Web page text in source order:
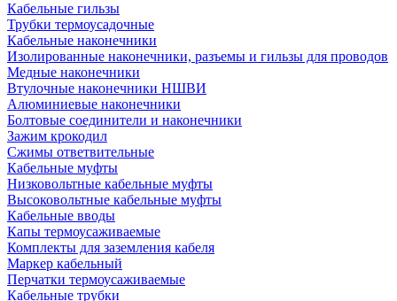
Кабельные гильзы
Трубки термоусадочные
Кабельные наконечники
Изолированные наконечники, разъемы и гильзы для проводов
Медные наконечники
Втулочные наконечники НШВИ
Алюминиевые наконечники
Болтовые соединители и наконечники
Зажим крокодил
Сжимы ответвительные
Кабельные муфты
Низковольтные кабельные муфты
Высоковольтные кабельные муфты
Кабельные вводы
Капы термоусаживаемые
Комплекты для заземления кабеля
Маркер кабельный
Перчатки термоусаживаемые
Кабельные трубки